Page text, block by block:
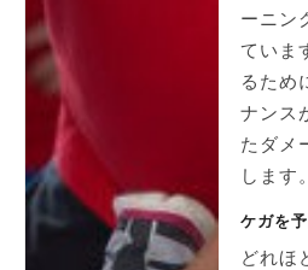
ーニン
ていま
るため
ナンス
たダメ
します。
ケガを
どれほ